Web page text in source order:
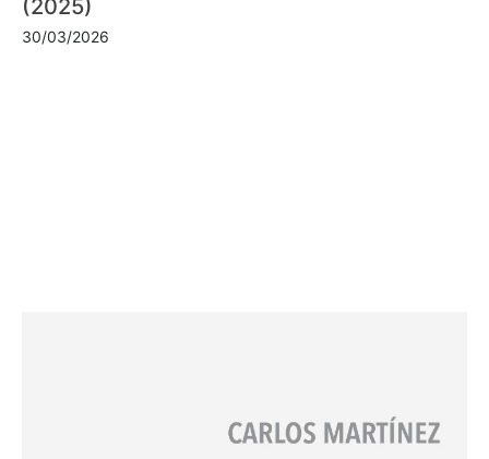
(2025)
30/03/2026